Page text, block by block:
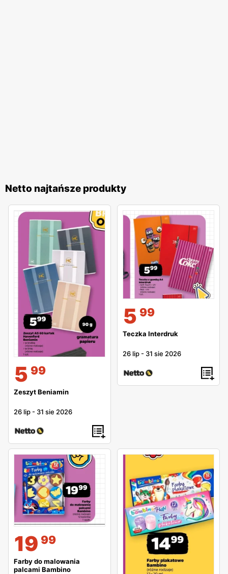
Netto najtańsze produkty
5 99
Zeszyt Beniamin
26 lip - 31 sie 2026
5 99
Teczka Interdruk
26 lip - 31 sie 2026
19 99
Farby do malowania
palcami Bambino